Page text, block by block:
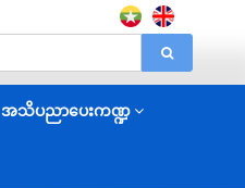
အသိပညာပေးကဏ္ဍ